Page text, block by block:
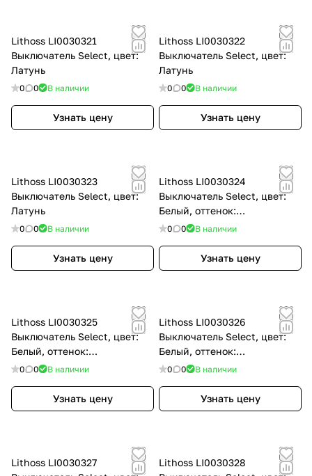
Lithoss LI0030321
Выключатель Select, цвет:
Латунь
0 0 В наличии
Узнать цену
Lithoss LI0030322
Выключатель Select, цвет:
Латунь
0 0 В наличии
Узнать цену
Lithoss LI0030323
Выключатель Select, цвет:
Латунь
0 0 В наличии
Узнать цену
Lithoss LI0030324
Выключатель Select, цвет:
Белый, оттенок:
Текстурированный, RAL9010
0 0 В наличии
Узнать цену
Lithoss LI0030325
Выключатель Select, цвет:
Белый, оттенок:
Текстурированный, RAL9010
0 0 В наличии
Узнать цену
Lithoss LI0030326
Выключатель Select, цвет:
Белый, оттенок:
Текстурированный, RAL9010
0 0 В наличии
Узнать цену
Lithoss LI0030327
Lithoss LI0030328